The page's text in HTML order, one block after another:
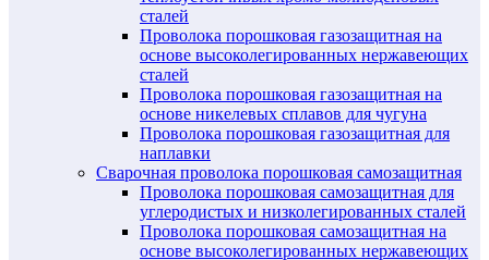
сталей
Проволока порошковая газозащитная на
основе высоколегированных нержавеющих
сталей
Проволока порошковая газозащитная на
основе никелевых сплавов для чугуна
Проволока порошковая газозащитная для
наплавки
Сварочная проволока порошковая самозащитная
Проволока порошковая самозащитная для
углеродистых и низколегированных сталей
Проволока порошковая самозащитная на
основе высоколегированных нержавеющих